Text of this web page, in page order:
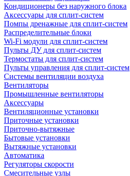
Кондиционеры без наружного блока
Аксессуары для сплит-систем
Помпы дренажные для сплит-систем
Распределительные блоки
Wi-Fi модули для сплит-систем
Пульты ДУ для сплит-систем
Термостаты для сплит-систем
Пульты управления для сплит-систем
Системы вентиляции воздуха
Вентиляторы
Промышленные вентиляторы
Аксессуары
Вентиляционные установки
Приточные установки
Приточно-вытяжные
Бытовые установки
Вытяжные установки
Автоматика
Регуляторы скорости
Смесительные узлы